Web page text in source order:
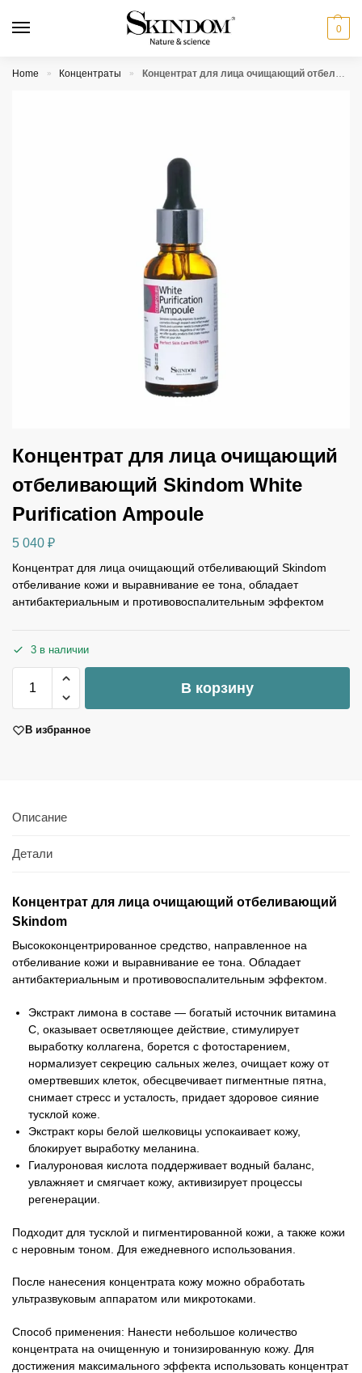
0
Home » Концентраты » Концентрат для лица очищающий отбеливающий Skindom White Purification Ampoule
Концентрат для лица очищающий
отбеливающий Skindom White
Purification Ampoule
5 040 ₽
Концентрат для лица очищающий отбеливающий Skindom
отбеливание кожи и выравнивание ее тона, обладает
антибактериальным и противовоспалительным эффектом
3 в наличии
В корзину
В избранное
Описание
Детали
Концентрат для лица очищающий отбеливающий
Skindom
Высококонцентрированное средство, направленное на
отбеливание кожи и выравнивание ее тона. Обладает
антибактериальным и противовоспалительным эффектом.
Экстракт лимона в составе — богатый источник витамина
С, оказывает осветляющее действие, стимулирует
выработку коллагена, борется с фотостарением,
нормализует секрецию сальных желез, очищает кожу от
омертвевших клеток, обесцвечивает пигментные пятна,
снимает стресс и усталость, придает здоровое сияние
тусклой коже.
Экстракт коры белой шелковицы успокаивает кожу,
блокирует выработку меланина.
Гиалуроновая кислота поддерживает водный баланс,
увлажняет и смягчает кожу, активизирует процессы
регенерации.
Подходит для тусклой и пигментированной кожи, а также кожи
с неровным тоном. Для ежедневного использования.
После нанесения концентрата кожу можно обработать
ультразвуковым аппаратом или микротоками.
Способ применения: Нанести небольшое количество
концентрата на очищенную и тонизированную кожу. Для
достижения максимального эффекта использовать концентрат